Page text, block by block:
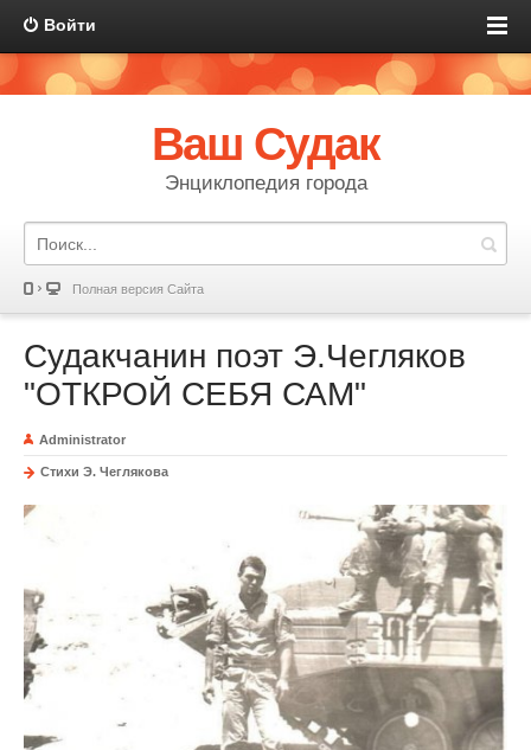
Войти
Ваш Судак
Энциклопедия города
Полная версия Сайта
Судакчанин поэт Э.Чегляков
"ОТКРОЙ СЕБЯ САМ"
Administrator
Стихи Э. Чеглякова